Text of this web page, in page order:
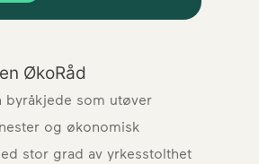
som utøver
og økonomisk
stor grad av yrkesstolthet